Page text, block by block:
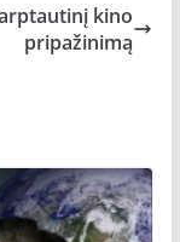
kino
pripažinimą